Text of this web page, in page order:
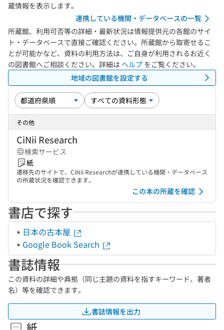
蔵情報を表示します。
連携している機関・データベースの一覧
所蔵館、利用可否等の詳細・最新状況は情報提供元の各館のサイ
ト・データベースで直接ご確認ください。所蔵館から取寄せるこ
とが可能かなど、資料の利用方法は、ご自身が利用されるお近く
の図書館へご相談ください。詳細は ヘルプ をご覧ください。
地域の図書館を設定する
その他
CiNii Research
検索サービス
紙
遷移先のサイトで、CiNii Researchが連携している機関・データベース
の所蔵状況を確認できます。
この本の所蔵を確認
書店で探す
日本の古本屋
Google Book Search
書誌情報
この資料の詳細や典拠（同じ主題の資料を指すキーワード、著者
名）等を確認できます。
書誌情報を出力